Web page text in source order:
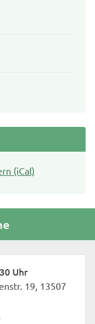
(iCal)
Uhr
19, 13507